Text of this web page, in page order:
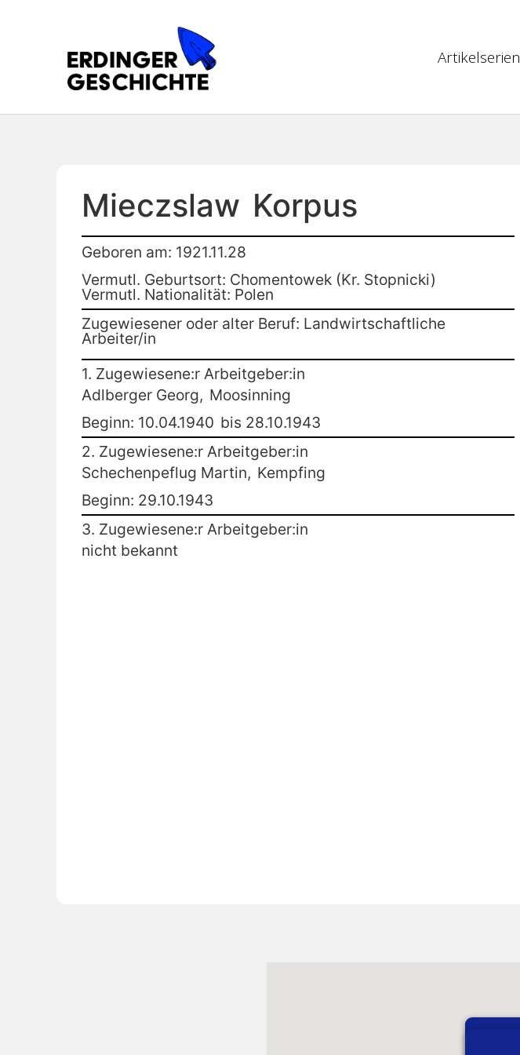
Artikelserien
Mieczslaw Korpus
Geboren am: 1921.11.28
Vermutl. Geburtsort: Chomentowek (Kr. Stopnicki)
Vermutl. Nationalität: Polen
Zugewiesener oder alter Beruf: Landwirtschaftliche
Arbeiter/in
1. Zugewiesene:r Arbeitgeber:in
Adlberger Georg, Moosinning
Beginn: 10.04.1940 bis 28.10.1943
2. Zugewiesene:r Arbeitgeber:in
Schechenpeflug Martin, Kempfing
Beginn: 29.10.1943
3. Zugewiesene:r Arbeitgeber:in
nicht bekannt